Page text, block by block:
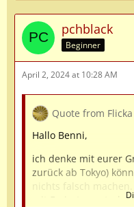
pchblack
Beginner
April 2, 2024 at 10:28 AM
Quote from Flicka
Hallo Benni,
ich denke mit eurer
zurück ab Tokyo)
nichts falsch
mit Emirates